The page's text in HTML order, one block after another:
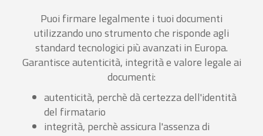
Puoi firmare legalmente i tuoi documenti
utilizzando uno strumento che risponde agli
standard tecnologici più avanzati in Europa.
Garantisce autenticità, integrità e valore legale ai
documenti:
autenticità, perchè dà certezza dell'identità
del firmatario
integrità, perchè assicura l'assenza di